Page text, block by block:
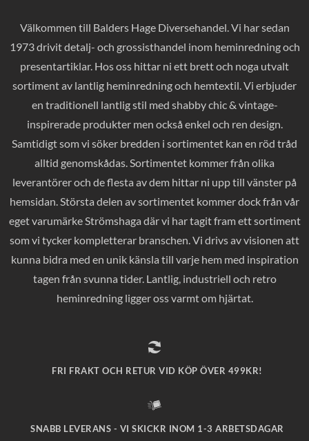
Välkommen till Balders Hage Diversehandel. Vi har sedan
1973 drivit detalj- och grossisthandel inom heminredning och
presentartiklar. Hos oss hittar ni ett brett och noga utvalt
sortiment av lantlig heminredning och hemtextil. Vi erbjuder
en traditionell lantlig stil med shabby chic & vintage-
inspirerade produkter men också enkel och ren design.
Samtidigt som vi söker bredden i sortimentet kan en röd tråd
alltid genomskådas. Sortimentet kommer från olika
leverantörer och de flesta av dem hittar ni upp till vänster på
hemsidan. Största delen av sortimentet kommer dock från vår
eget varumärke Strömshaga där vi har tagit fram ett sortiment
som vi tycker kompletterar branschen. Vi drivs av visionen att
kunna bidra med en unik känsla till varje hem med inspiration
tagen från svunna tider. Lantlig, industriell och retro
heminredning ligger oss varmt om hjärtat.
FRI FRAKT OCH RETUR VID KÖP ÖVER 499KR!
SNABB LEVERANS - VI SKICKR INOM 1-3 ARBETSDAGAR